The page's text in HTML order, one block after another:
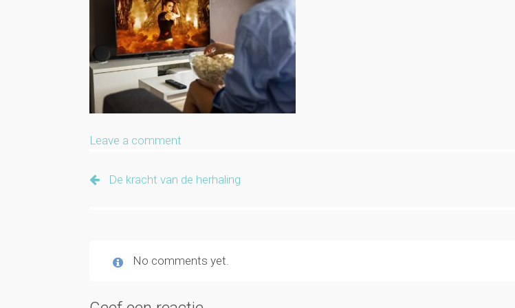
Leave a comment
De kracht van de herhaling
No comments yet.